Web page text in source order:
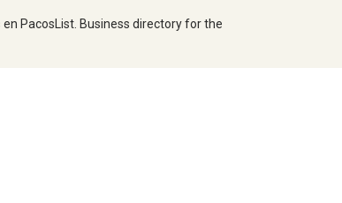
PacosList. Business directory for the